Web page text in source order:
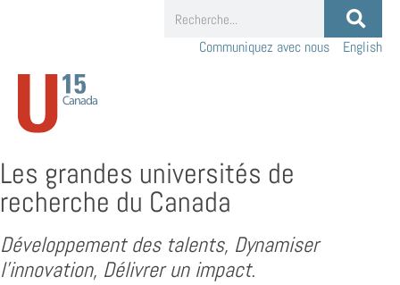
Communiquez avec nous English
Les grandes universités de
recherche du Canada
Développement des talents, Dynamiser
l’innovation, Délivrer un impact.